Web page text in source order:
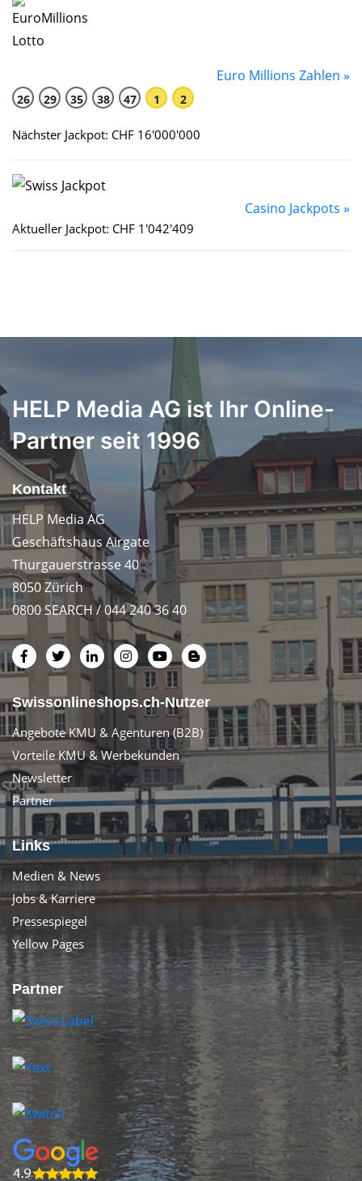
Euro Millions Zahlen »
26 29 35 38 47 1 2
Nächster Jackpot: CHF 16'000'000
Casino Jackpots »
Aktueller Jackpot: CHF 1'042'409
HELP Media AG ist Ihr Online-
Partner seit 1996
Kontakt
HELP Media AG
Geschäftshaus Airgate
Thurgauerstrasse 40
8050 Zürich
0800 SEARCH / 044 240 36 40
Swissonlineshops.ch-Nutzer
Angebote KMU & Agenturen (B2B)
Vorteile KMU & Werbekunden
Newsletter
Partner
Links
Medien & News
Jobs & Karriere
Pressespiegel
Yellow Pages
Partner